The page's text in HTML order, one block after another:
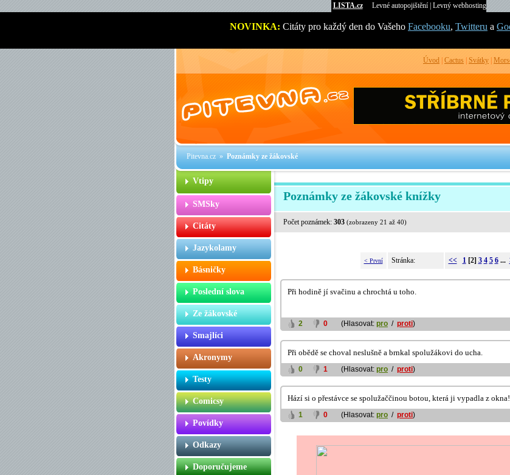
LISTA.cz Levné autopojištění| Levný webhosting
NOVINKA: Citáty pro každý den do Vašeho Facebooku, Twitteru a
Úvod Cactus Svátky
Pitevna.cz»Poznámky ze žákovské
Vtipy
SMSky
Citáty
Jazykolamy
Básničky
Poslední slova
Ze žákovské
Smajlíci
Akronymy
Testy
Comicsy
Povídky
Odkazy
Doporučujeme
Poznámky ze žákovské knížky
Počet poznámek: 303 (zobrazeny 21 až 40)
< První Stránka: << 1 [2] 3 4 5 6...
Při hodině jí svačinu a chrochtá u toho.
2 0 (Hlasovat: pro / proti)
Při obědě se choval neslušně a brnkal spolužákovi do ucha.
0 1 (Hlasovat: pro / proti)
Hází si o přestávce se spolužaččinou botou, která ji vypadla z okna!
1 0 (Hlasovat: pro / proti)